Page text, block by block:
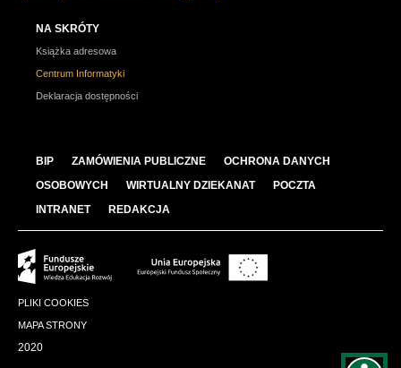
NA SKRÓTY
Książka adresowa
Centrum Informatyki
Deklaracja dostępności
BIP ZAMÓWIENIA PUBLICZNE
OCHRONA DANYCH
OSOBOWYCH
WIRTUALNY DZIEKANAT
POCZTA
INTRANET
REDAKCJA
PLIKI COOKIES
MAPA STRONY
2020